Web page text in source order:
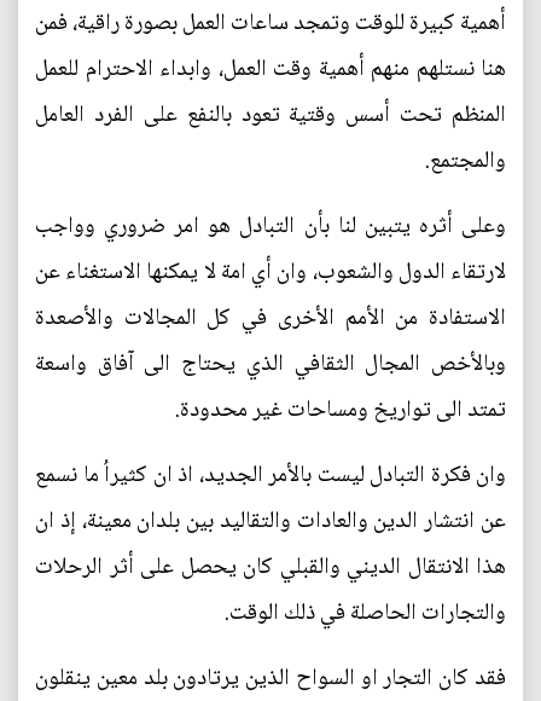
أهمية كبيرة للوقت وتمجد ساعات العمل بصورة راقية، فمن
هنا نستلهم منهم أهمية وقت العمل، وابداء الاحترام للعمل
المنظم تحت أسس وقتية تعود بالنفع على الفرد العامل
والمجتمع.
وعلى أثره يتبين لنا بأن التبادل هو امر ضروري وواجب
لارتقاء الدول والشعوب، وان أي امة لا يمكنها الاستغناء عن
الاستفادة من الأمم الأخرى في كل المجالات والأصعدة
وبالأخص المجال الثقافي الذي يحتاج الى آفاق واسعة
تمتد الى تواريخ ومساحات غير محدودة.
وان فكرة التبادل ليست بالأمر الجديد، اذ ان كثيراُ ما نسمع
عن انتشار الدين والعادات والتقاليد بين بلدان معينة، إذ ان
هذا الانتقال الديني والقبلي كان يحصل على أثر الرحلات
والتجارات الحاصلة في ذلك الوقت.
فقد كان التجار او السواح الذين يرتادون بلد معين ينقلون